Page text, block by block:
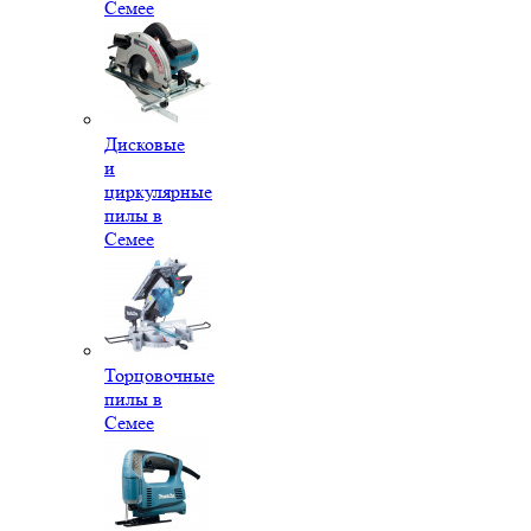
Семее
Дисковые
и
циркулярные
пилы в
Семее
Торцовочные
пилы в
Семее